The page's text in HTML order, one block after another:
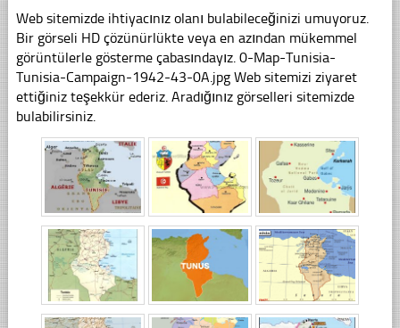
Web sitemizde ihtiyacınız olanı bulabileceğinizi umuyoruz.
Bir görseli HD çözünürlükte veya en azından mükemmel
görüntülerle gösterme çabasındayız. 0-Map-Tunisia-
Tunisia-Campaign-1942-43-0A.jpg Web sitemizi ziyaret
ettiğiniz teşekkür ederiz. Aradığınız görselleri sitemizde
bulabilirsiniz.